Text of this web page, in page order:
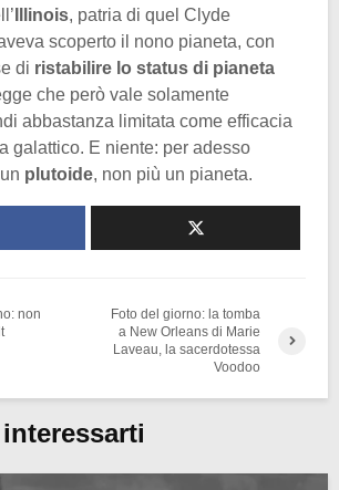
Illinois, patria di quel Clyde
scoperto il nono pianeta, con
di ristabilire lo status di pianeta
che però vale solamente
abbastanza limitata come efficacia
galattico. E niente: per adesso
plutoide, non più un pianeta.
non
Foto del giorno: la tomba
a New Orleans di Marie
Laveau, la sacerdotessa
Voodoo